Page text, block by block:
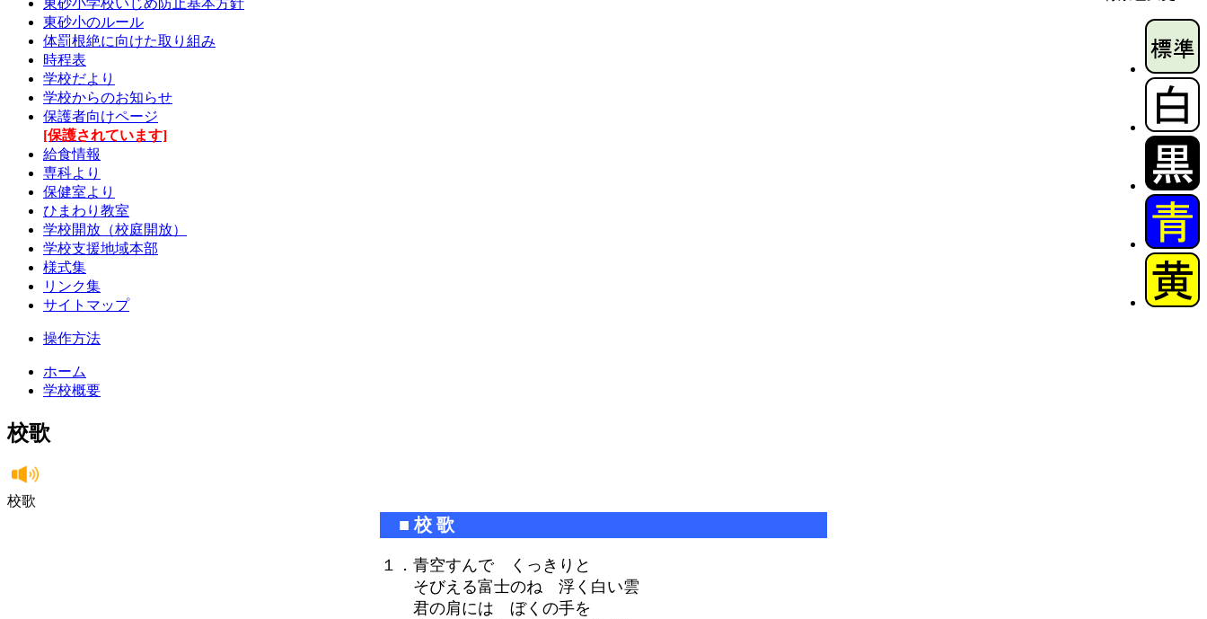
東砂小のルール
体罰根絶に向けた取り組み
時程表
学校だより
学校からのお知らせ
保護者向けページ
[保護されています]
給食情報
専科より
保健室より
ひまわり教室
学校開放（校庭開放）
学校支援地域本部
様式集
リンク集
サイトマップ
操作方法
ホーム
学校概要
校歌
校歌
■校 歌
１．青空すんで くっきりと
そびえる富士のね 浮く白い雲
君の肩には ぼくの手を